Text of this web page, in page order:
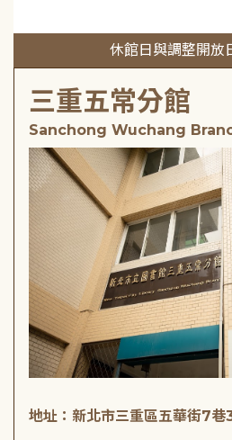
休館日與調整開放
三重五常分館
Sanchong Wuchang
地址：新北市三重區五華街7